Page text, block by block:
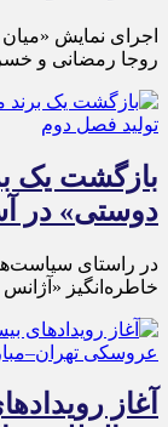
اجرای نمایش
روجا رمضانی و
بازگشت یک
دوستی» در
در راستای
خاطره‌انگیز
آغاز